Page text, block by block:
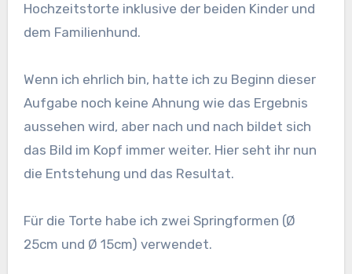
Hochzeitstorte inklusive der beiden Kinder und
dem Familienhund.
Wenn ich ehrlich bin, hatte ich zu Beginn dieser
Aufgabe noch keine Ahnung wie das Ergebnis
aussehen wird, aber nach und nach bildet sich
das Bild im Kopf immer weiter. Hier seht ihr nun
die Entstehung und das Resultat.
Für die Torte habe ich zwei Springformen (Ø
25cm und Ø 15cm) verwendet.